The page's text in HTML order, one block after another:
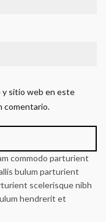
y sitio web en este
comentario.
commodo parturient
bulum parturient
scelerisque nibh
hendrerit et